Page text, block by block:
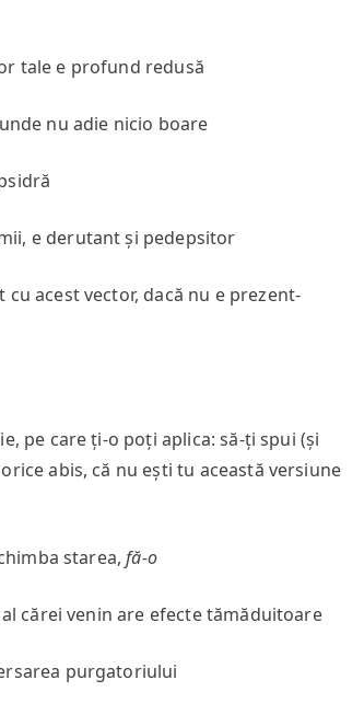
tale e profund redusă
nu adie nicio boare
e derutant și pedepsitor
acest vector, dacă nu e prezent-
pe care ți-o poți aplica: să-ți spui (și
abis, că nu ești tu această versiune
starea,fă-o
cărei venin are efecte tămăduitoare
purgatoriului